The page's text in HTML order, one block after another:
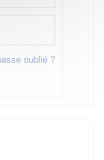
oublié ?